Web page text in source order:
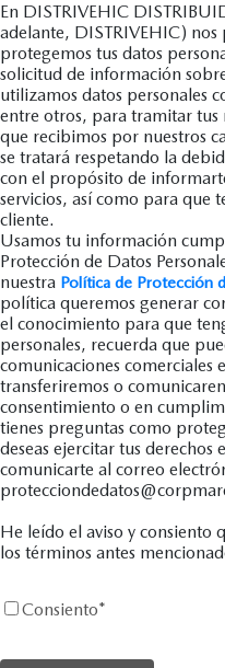
En DISTRIVEHIC
adelante, DISTRIVEHIC)
protegemos tus datos
solicitud de información
utilizamos datos personales
entre otros, para tramitar
que recibimos por nuestros
se tratará respetando la
con el propósito de
servicios, así como para que
cliente.
Usamos tu información
Protección de Datos
nuestra Política de Protección
política queremos generar
el conocimiento para que
personales, recuerda que
comunicaciones comerciales
transferiremos o
consentimiento o en
tienes preguntas como
deseas ejercitar tus derechos
comunicarte al correo
He leído el aviso y consiento
los términos antes
Consiento*